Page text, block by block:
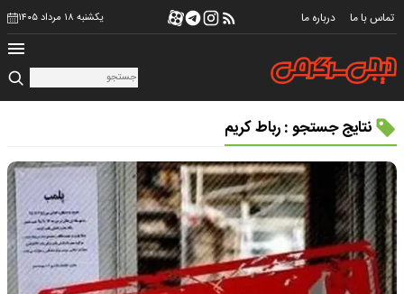
تماس با ما درباره ما یکشنبه ۱۸ مرداد ۱۴۰۵
نتایج جستجو : رباط کریم